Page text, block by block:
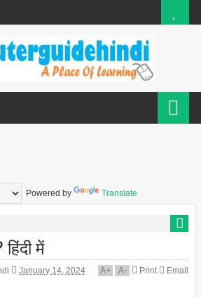
Powered by Translate
में
January 14, 2024 A+ A- Print Email